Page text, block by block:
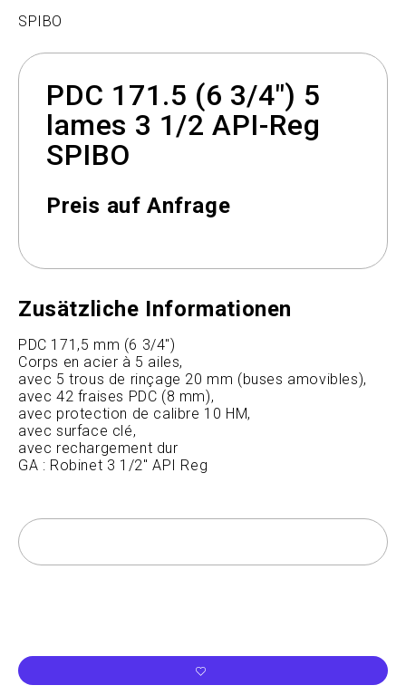
SPIBO
PDC 171.5 (6 3/4") 5
lames 3 1/2 API-Reg
SPIBO
Preis auf Anfrage
Zusätzliche Informationen
PDC 171,5 mm (6 3/4")
Corps en acier à 5 ailes,
avec 5 trous de rinçage 20 mm (buses amovibles),
avec 42 fraises PDC (8 mm),
avec protection de calibre 10 HM,
avec surface clé,
avec rechargement dur
GA : Robinet 3 1/2" API Reg